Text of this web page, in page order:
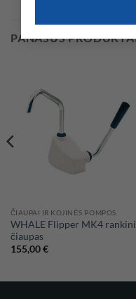
PANAŠŪS
ČIAUPAI IR KOJINĖS POMPOS
WHALE Flipper MK4
čiaupas
155,00€